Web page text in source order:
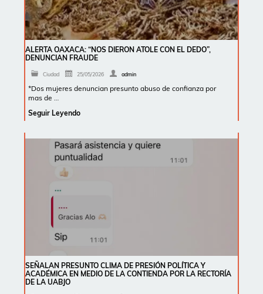
ALERTA OAXACA: “NOS DIERON ATOLE CON EL DEDO”,
DENUNCIAN FRAUDE
Ciudad 25/05/2026 admin
*Dos mujeres denuncian presunto abuso de confianza por
mas de …
Seguir Leyendo
SEÑALAN PRESUNTO CLIMA DE PRESIÓN POLÍTICA Y
ACADÉMICA EN MEDIO DE LA CONTIENDA POR LA RECTORÍA
DE LA UABJO